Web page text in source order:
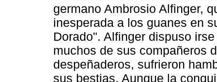
germano Ambrosio Alfinger,
inesperada a los guanes en
Dorado". Alfinger dispuso
muchos de sus compañeros
despeñaderos, sufrieron
sus bestias. Aunque la